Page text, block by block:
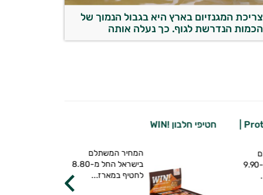
צריכת המגנזיום בארץ היא בגבול הנמוך של
הכמות הנדרשת לגוף. כך נעלה אותה
בישראל החל מ-8.80
אשווגנדה אורגנית | טולסי ספיריט
כמוסות אשווגנדה
הוליסטית אורגנית